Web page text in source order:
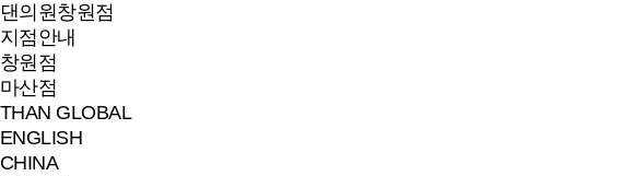
댄의원창원점
지점안내
창원점
마산점
THAN GLOBAL
ENGLISH
CHINA